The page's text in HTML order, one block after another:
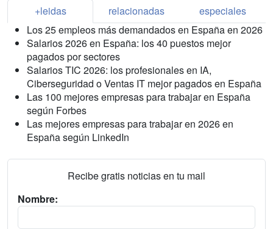
+leidas relacionadas
especiales
Los 25 empleos más demandados en España en 2026
Salarios 2026 en España: los 40 puestos mejor
pagados por sectores
Salarios TIC 2026: los profesionales en IA,
Ciberseguridad o Ventas IT mejor pagados en España
Las 100 mejores empresas para trabajar en España
según Forbes
Las mejores empresas para trabajar en 2026 en
España según LinkedIn
Recibe gratis noticias en tu mail
Nombre: